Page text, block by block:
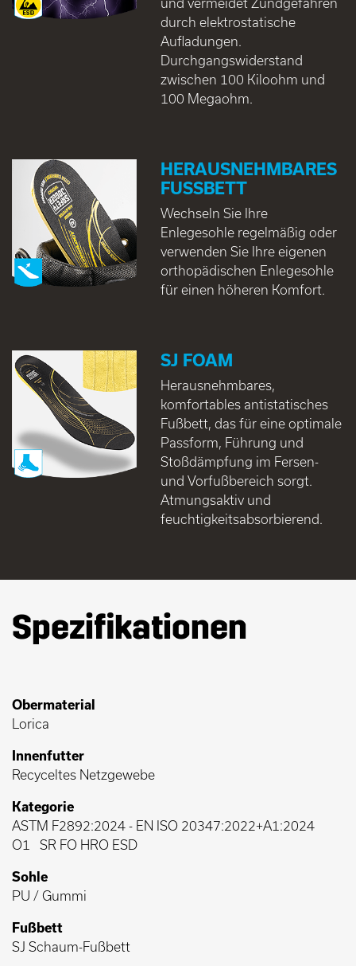
durch elektrostatische
Aufladungen.
Durchgangswiderstand
zwischen 100 Kiloohm und
100 Megaohm.
HERAUSNEHMBARES
FUSSBETT
Wechseln Sie Ihre
Enlegesohle regelmäßig oder
verwenden Sie Ihre eigenen
orthopädischen Enlegesohle
für einen höheren Komfort.
SJ FOAM
Herausnehmbares,
komfortables antistatisches
Fußbett, das für eine optimale
Passform, Führung und
Stoßdämpfung im Fersen-
und Vorfußbereich sorgt.
Atmungsaktiv und
feuchtigkeitsabsorbierend.
Spezifikationen
Obermaterial
Lorica
Innenfutter
Recyceltes Netzgewebe
Kategorie
ASTM F2892:2024 - EN ISO 20347:2022+A1:2024
O1
SR FO HRO ESD
Sohle
PU / Gummi
Fußbett
SJ Schaum-Fußbett